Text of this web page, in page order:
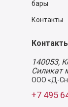
бары
Контакты
140053,
Силикат
ООО «Д-
+7 495